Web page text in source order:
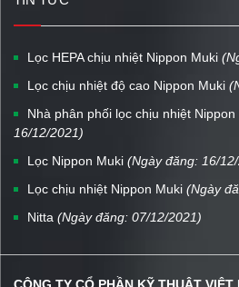
Lọc HEPA chịu nhiệt Nippon Muki
Lọc chịu nhiệt độ cao Nippon Muki
Nhà phân phối lọc chịu nhiệt Nippon
16/12/2021)
Lọc Nippon Muki (Ngày đăng: 16/
Lọc chịu nhiệt Nippon Muki (Ngày
Nitta (Ngày đăng: 07/12/2021)